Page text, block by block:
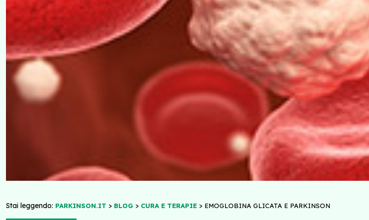
Stai leggendo: PARKINSON.IT > BLOG > CURA E TERAPIE > EMOGLOBINA GLICATA E PARKINSON